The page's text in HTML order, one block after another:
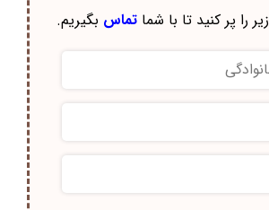
زیر را پر کنید تا با شماتماس بگیریم.